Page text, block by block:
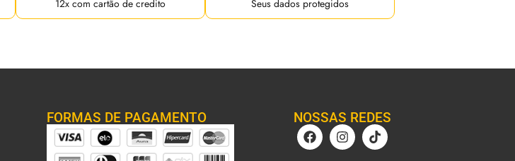
12x com cartão de credito Seus dados protegidos
FORMAS DE PAGAMENTO NOSSAS REDES